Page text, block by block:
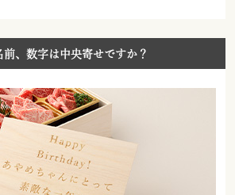
前、数字は中央寄せですか？